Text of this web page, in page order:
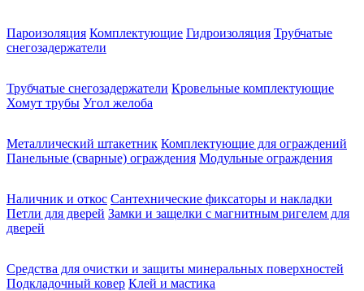
Пароизоляция Комплектующие Гидроизоляция Трубчатые
снегозадержатели
Трубчатые снегозадержатели Кровельные комплектующие
Хомут трубы Угол желоба
Металлический штакетник Комплектующие для ограждений
Панельные (сварные) ограждения Модульные ограждения
Наличник и откос Сантехнические фиксаторы и накладки
Петли для дверей Замки и защелки с магнитным ригелем для
дверей
Средства для очистки и защиты минеральных поверхностей
Подкладочный ковер Клей и мастика